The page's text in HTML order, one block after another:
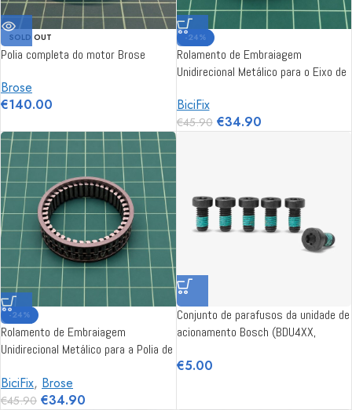
SOLD OUT
Polia completa do motor Brose
Brose
€140.00
-24%
Rolamento de Embraiagem
Unidirecional Metálico para o Eixo de
BiciFix
€45.90 €34.90
-24%
Rolamento de Embraiagem
Unidirecional Metálico para a Polia de
BiciFix, Brose
€45.90 €34.90
Conjunto de parafusos da unidade de
acionamento Bosch (BDU4XX,
€5.00